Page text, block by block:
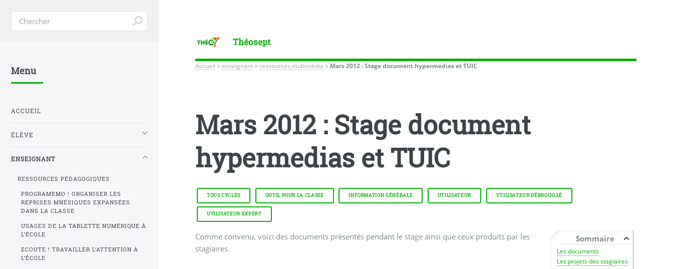
Théosept
Accueil >enseignant> ressources multimédia > Mars 2012 : Stage document hypermedias et TUIC
Mars 2012 : Stage document
hypermedias et TUIC
TOUS CYCLES OUTIL POUR LA CLASSE INFORMATION GÉNÉRALE UTILISATEUR UTILISATEUR DÉBROUILLÉ
UTILISATEUR EXPERT
Sommaire
Les documents
Les projets des stagiaires
Comme convenu, voici des documents présentés pendant le stage ainsi que ceux produits par les
stagiaires.
Menu
ACCUEIL
ÉLÈVE
ENSEIGNANT
RESSOURCES PÉDAGOGIQUES
PROGRAMEMO ! ORGANISER LES
REPRISES MNÉSIQUES EXPANSÉES
DANS LA CLASSE
USAGES DE LA TABLETTE NUMÉRIQUE À
L’ÉCOLE
ECOUTE ! TRAVAILLER L’ATTENTION À
L’ÉCOLE